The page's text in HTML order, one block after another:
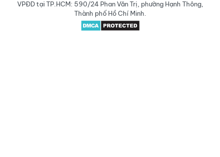
VPĐD tại TP.HCM: 590/24 Phan Văn Trị, phường Hạnh Thông,
Thành phố Hồ Chí Minh.